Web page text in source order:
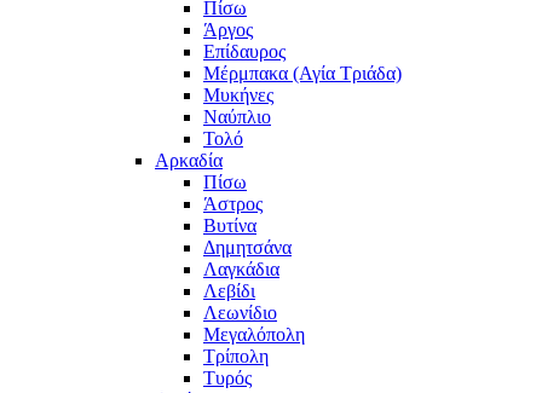
Πίσω
Άργος
Επίδαυρος
Μέρμπακα (Αγία Τριάδα)
Μυκήνες
Ναύπλιο
Τολό
Αρκαδία
Πίσω
Άστρος
Βυτίνα
Δημητσάνα
Λαγκάδια
Λεβίδι
Λεωνίδιο
Μεγαλόπολη
Τρίπολη
Τυρός